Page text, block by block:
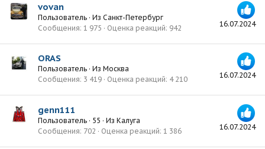
16.07.2024
vovan
Пользователь · Из Санкт-Петербург
Сообщения 1 975 Оценка реакций 942
16.07.2024
ORAS
Пользователь · Из Москва
Сообщения 3 419 Оценка реакций 4 210
16.07.2024
genn111
Пользователь · 55 · Из Калуга
Сообщения 702 Оценка реакций 1 386